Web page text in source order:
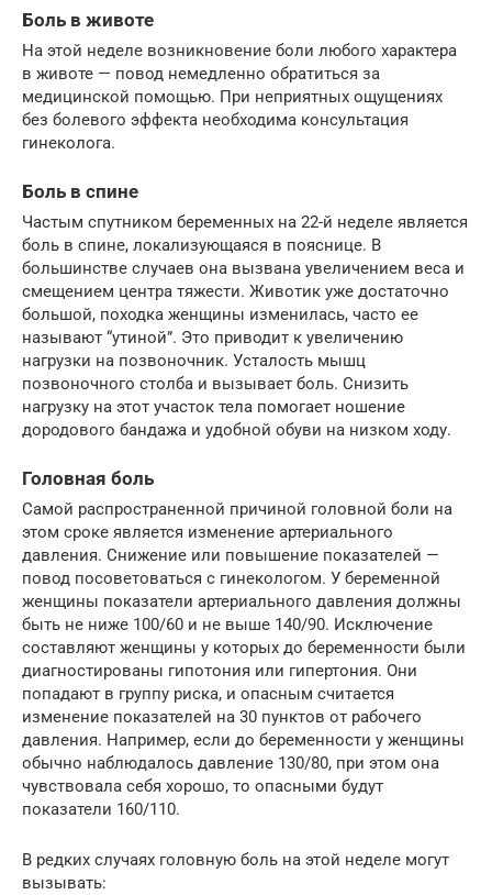
Боль в животе
На этой неделе возникновение боли любого характера
в животе — повод немедленно обратиться за
медицинской помощью. При неприятных ощущениях
без болевого эффекта необходима консультация
гинеколога.
Боль в спине
Частым спутником беременных на 22-й неделе является
боль в спине, локализующаяся в пояснице. В
большинстве случаев она вызвана увеличением веса и
смещением центра тяжести. Животик уже достаточно
большой, походка женщины изменилась, часто ее
называют “утиной”. Это приводит к увеличению
нагрузки на позвоночник. Усталость мышц
позвоночного столба и вызывает боль. Снизить
нагрузку на этот участок тела помогает ношение
дородового бандажа и удобной обуви на низком ходу.
Головная боль
Самой распространенной причиной головной боли на
этом сроке является изменение артериального
давления. Снижение или повышение показателей —
повод посоветоваться с гинекологом. У беременной
женщины показатели артериального давления должны
быть не ниже 100/60 и не выше 140/90. Исключение
составляют женщины у которых до беременности были
диагностированы гипотония или гипертония. Они
попадают в группу риска, и опасным считается
изменение показателей на 30 пунктов от рабочего
давления. Например, если до беременности у женщины
обычно наблюдалось давление 130/80, при этом она
чувствовала себя хорошо, то опасными будут
показатели 160/110.
В редких случаях головную боль на этой неделе могут
вызывать: